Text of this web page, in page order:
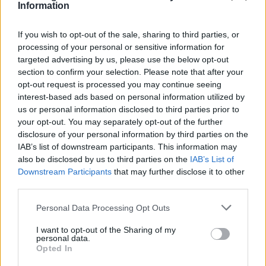
Information
If you wish to opt-out of the sale, sharing to third parties, or
processing of your personal or sensitive information for
targeted advertising by us, please use the below opt-out
section to confirm your selection. Please note that after your
opt-out request is processed you may continue seeing
interest-based ads based on personal information utilized by
us or personal information disclosed to third parties prior to
your opt-out. You may separately opt-out of the further
disclosure of your personal information by third parties on the
IAB’s list of downstream participants. This information may
also be disclosed by us to third parties on the IAB’s List of
Downstream Participants that may further disclose it to other
Please note that this website/app uses one or more Google
not limited to your visit or usage behaviour. You may click to
grant or deny consent to Google and its third-party tags to
use your data for below specified purposes in below Google
Personal Data Processing Opt Outs
I want to opt-out of the Sharing of my
personal data.
Opted In
specifico, è plausibile che servizi che parlano in
aprendo la strada a iniziative simili anche davanti ai
giudici europei.
Al momento è presentata una sola versione della
vicenda, quella dei ricorrenti; le società citate
dovranno rispondere alle accuse. Anche se non è
possibile prevedere l’esito, la combinazione di
profili tecnici, norme biometriche e potenziali danni
di mercato rende questa controversia un caso di
grande interesse per chi si occupa diIA, diritti
digitali e regolamentazione dei dati.
AUTORE